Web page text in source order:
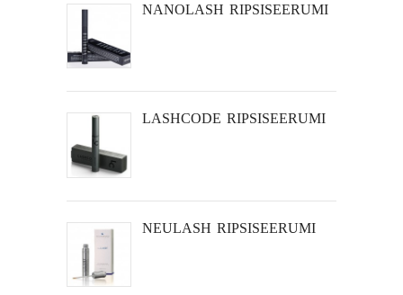
NANOLASH RIPSISEERUMI
LASHCODE RIPSISEERUMI
NEULASH RIPSISEERUMI